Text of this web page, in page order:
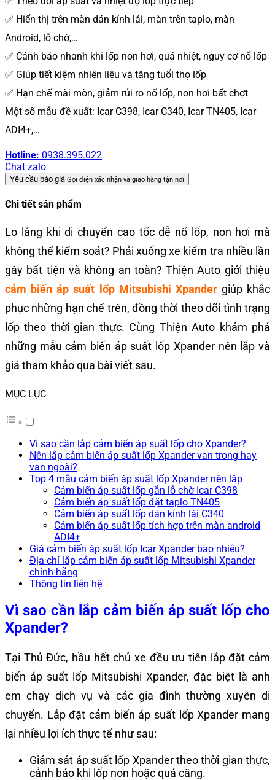
✅ Hiển thị trên màn dán kính lái, màn trên taplo, màn
Android, lỗ chờ,…
✅ Cảnh báo nhanh khi lốp non hơi, quá nhiệt, nguy cơ nổ lốp
✅ Giúp tiết kiệm nhiên liệu và tăng tuổi thọ lốp
✅ Hạn chế mài mòn, giảm rủi ro nổ lốp, non hơi bất chợt
Một số mẫu đề xuất: Icar C398, Icar C340, Icar TN405, Icar
ADI4+,…
Hotline: 0938.395.022
Chat zalo
Yêu cầu báo giá Gọi điện xác nhận và giao hàng tận nơi
Chi tiết sản phẩm
Lo lắng khi di chuyển cao tốc dễ nổ lốp, non hơi mà
không thể kiểm soát? Phải xuống xe kiểm tra nhiều lần
gây bất tiện và không an toàn? Thiện Auto giới thiệu
cảm biến áp suất lốp Mitsubishi Xpander giúp khắc
phục những hạn chế trên, đồng thời theo dõi tình trạng
lốp theo thời gian thực. Cùng Thiện Auto khám phá
những mẫu cảm biến áp suất lốp Xpander nên lắp và
giá tham khảo qua bài viết sau.
MỤC LỤC
Vì sao cần lắp cảm biến áp suất lốp cho Xpander?
Nên lắp cảm biến áp suất lốp Xpander van trong hay
van ngoài?
Top 4 mẫu cảm biến áp suất lốp Xpander nên lắp
Cảm biến áp suất lốp gắn lỗ chờ Icar C398
Cảm biến áp suất lốp đặt taplo TN405
Cảm biến áp suất lốp dán kính lái C340
Cảm biến áp suất lốp tích hợp trên màn android
ADI4+
Giá cảm biến áp suất lốp Icar Xpander bao nhiêu?
Địa chỉ lắp cảm biến áp suất lốp Mitsubishi Xpander
chính hãng
Thông tin liên hệ
Vì sao cần lắp cảm biến áp suất lốp cho
Xpander?
Tại Thủ Đức, hầu hết chủ xe đều ưu tiên lắp đặt cảm
biến áp suất lốp Mitsubishi Xpander, đặc biệt là anh
em chạy dịch vụ và các gia đình thường xuyên di
chuyển. Lắp đặt cảm biến áp suất lốp Xpander mang
lại nhiều lợi ích thực tế như sau:
Giám sát áp suất lốp Xpander theo thời gian thực,
cảnh báo khi lốp non hoặc quá căng.